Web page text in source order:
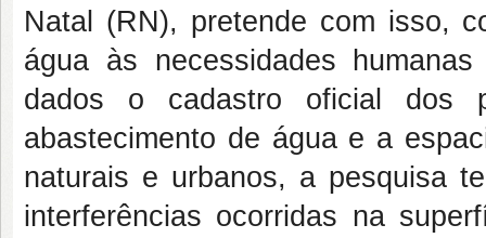
Natal (RN), pretende com isso,
água às necessidades
dados o cadastro oficial dos
abastecimento de água e a
naturais e urbanos, a pesquisa
interferências ocorridas na